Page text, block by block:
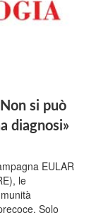
si può
diagnosi»
EULAR
le
Solo